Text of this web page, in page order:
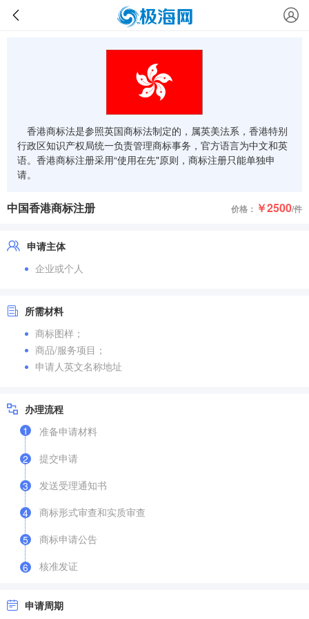
香港商标法是参照英国商标法制定的，属英美法系，香港特别
行政区知识产权局统一负责管理商标事务，官方语言为中文和英
语。香港商标注册采用“使用在先"原则，商标注册只能单独申
请。
中国香港商标注册 价格： ￥2500/件
申请主体
企业或个人
所需材料
商标图样；
商品/服务项目；
申请人英文名称地址
办理流程
1
准备申请材料
2
提交申请
3
发送受理通知书
4
商标形式审查和实质审查
5
商标申请公告
6 核准发证
申请周期